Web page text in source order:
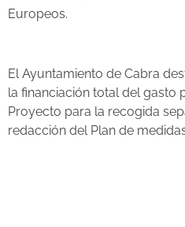
Europeos.
El Ayuntamiento de Cabra
la financiación total del gasto
Proyecto para la recogida
redacción del Plan de